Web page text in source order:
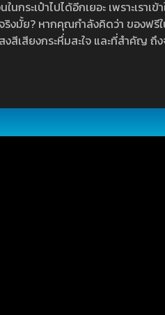
ในกระเป๋าไปได้อีกเยอะ เพราะเร
ริงมั้ย? หากคุณกำลังคิดว่า ของฟ
งสีเสียงกระหึ่มสะใจ และที่สำคัญ